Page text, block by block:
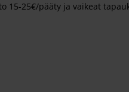
15-25€/pääty ja vaikeat